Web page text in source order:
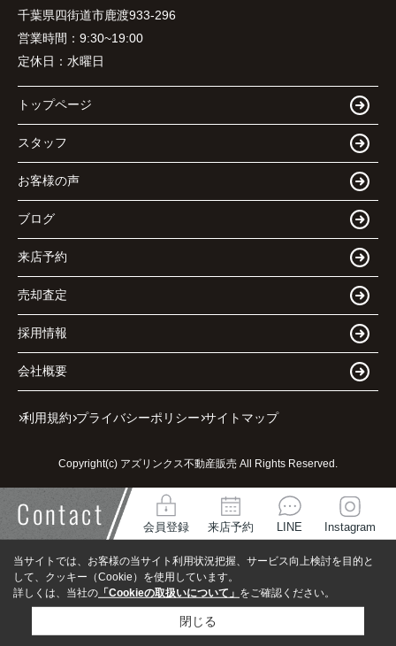
千葉県四街道市鹿渡933-296
営業時間： 9:30~19:00
定休日： 水曜日
トップページ
スタッフ
お客様の声
ブログ
来店予約
売却査定
採用情報
会社概要
利用規約 プライバシーポリシー サイトマップ
Copyright(c) アズリンクス不動産販売 All Rights Reserved.
Contact 会員登録 来店予約 LINE Instagram
当サイトでは、お客様の当サイト利用状況把握、サービス向上検討を目的と
して、クッキー（Cookie）を使用しています。
詳しくは、当社の 「Cookieの取扱いについて」 をご確認ください。
閉じる